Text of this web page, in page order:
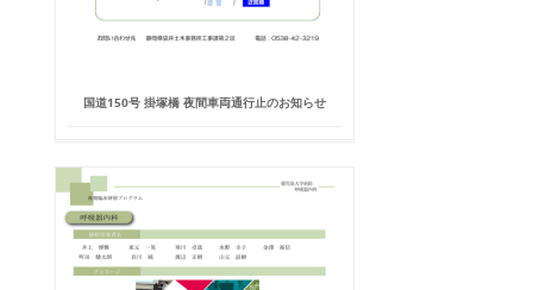
国道150号 掛塚橋 夜間車両通行止のお知らせ